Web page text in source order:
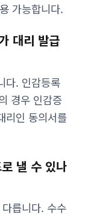
가능합니다.
대리 발급
다. 인감등록
경우 인감증
리인 동의서를
낼 수 있나
릅니다. 수수